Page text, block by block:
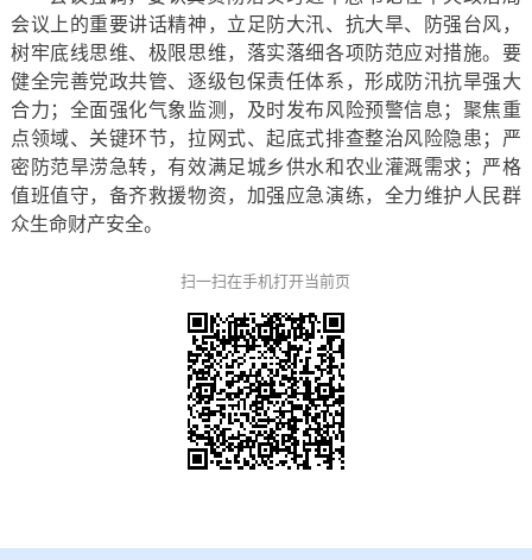
会议上的重要讲话精神，立足防大汛、抗大旱、防强台风，
树牢底线思维、极限思维，落实落细各项防范应对措施。要
健全完善党政共管、逐级包保责任体系，形成防汛抗旱强大
合力；全面强化气象监测，及时发布风险预警信息；聚焦重
点领域、关键环节，拉网式、起底式排查整治风险隐患；严
密防范旱涝急转，有效满足城乡供水和农业灌溉需求；严格
值班值守，备齐救援物资，加强应急演练，全力维护人民群
众生命财产安全。
扫一扫在手机打开当前页